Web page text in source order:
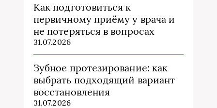
Как подготовиться к
первичному приёму у врача и
не потеряться в вопросах
31.07.2026
Зубное протезирование: как
выбрать подходящий вариант
восстановления
31.07.2026